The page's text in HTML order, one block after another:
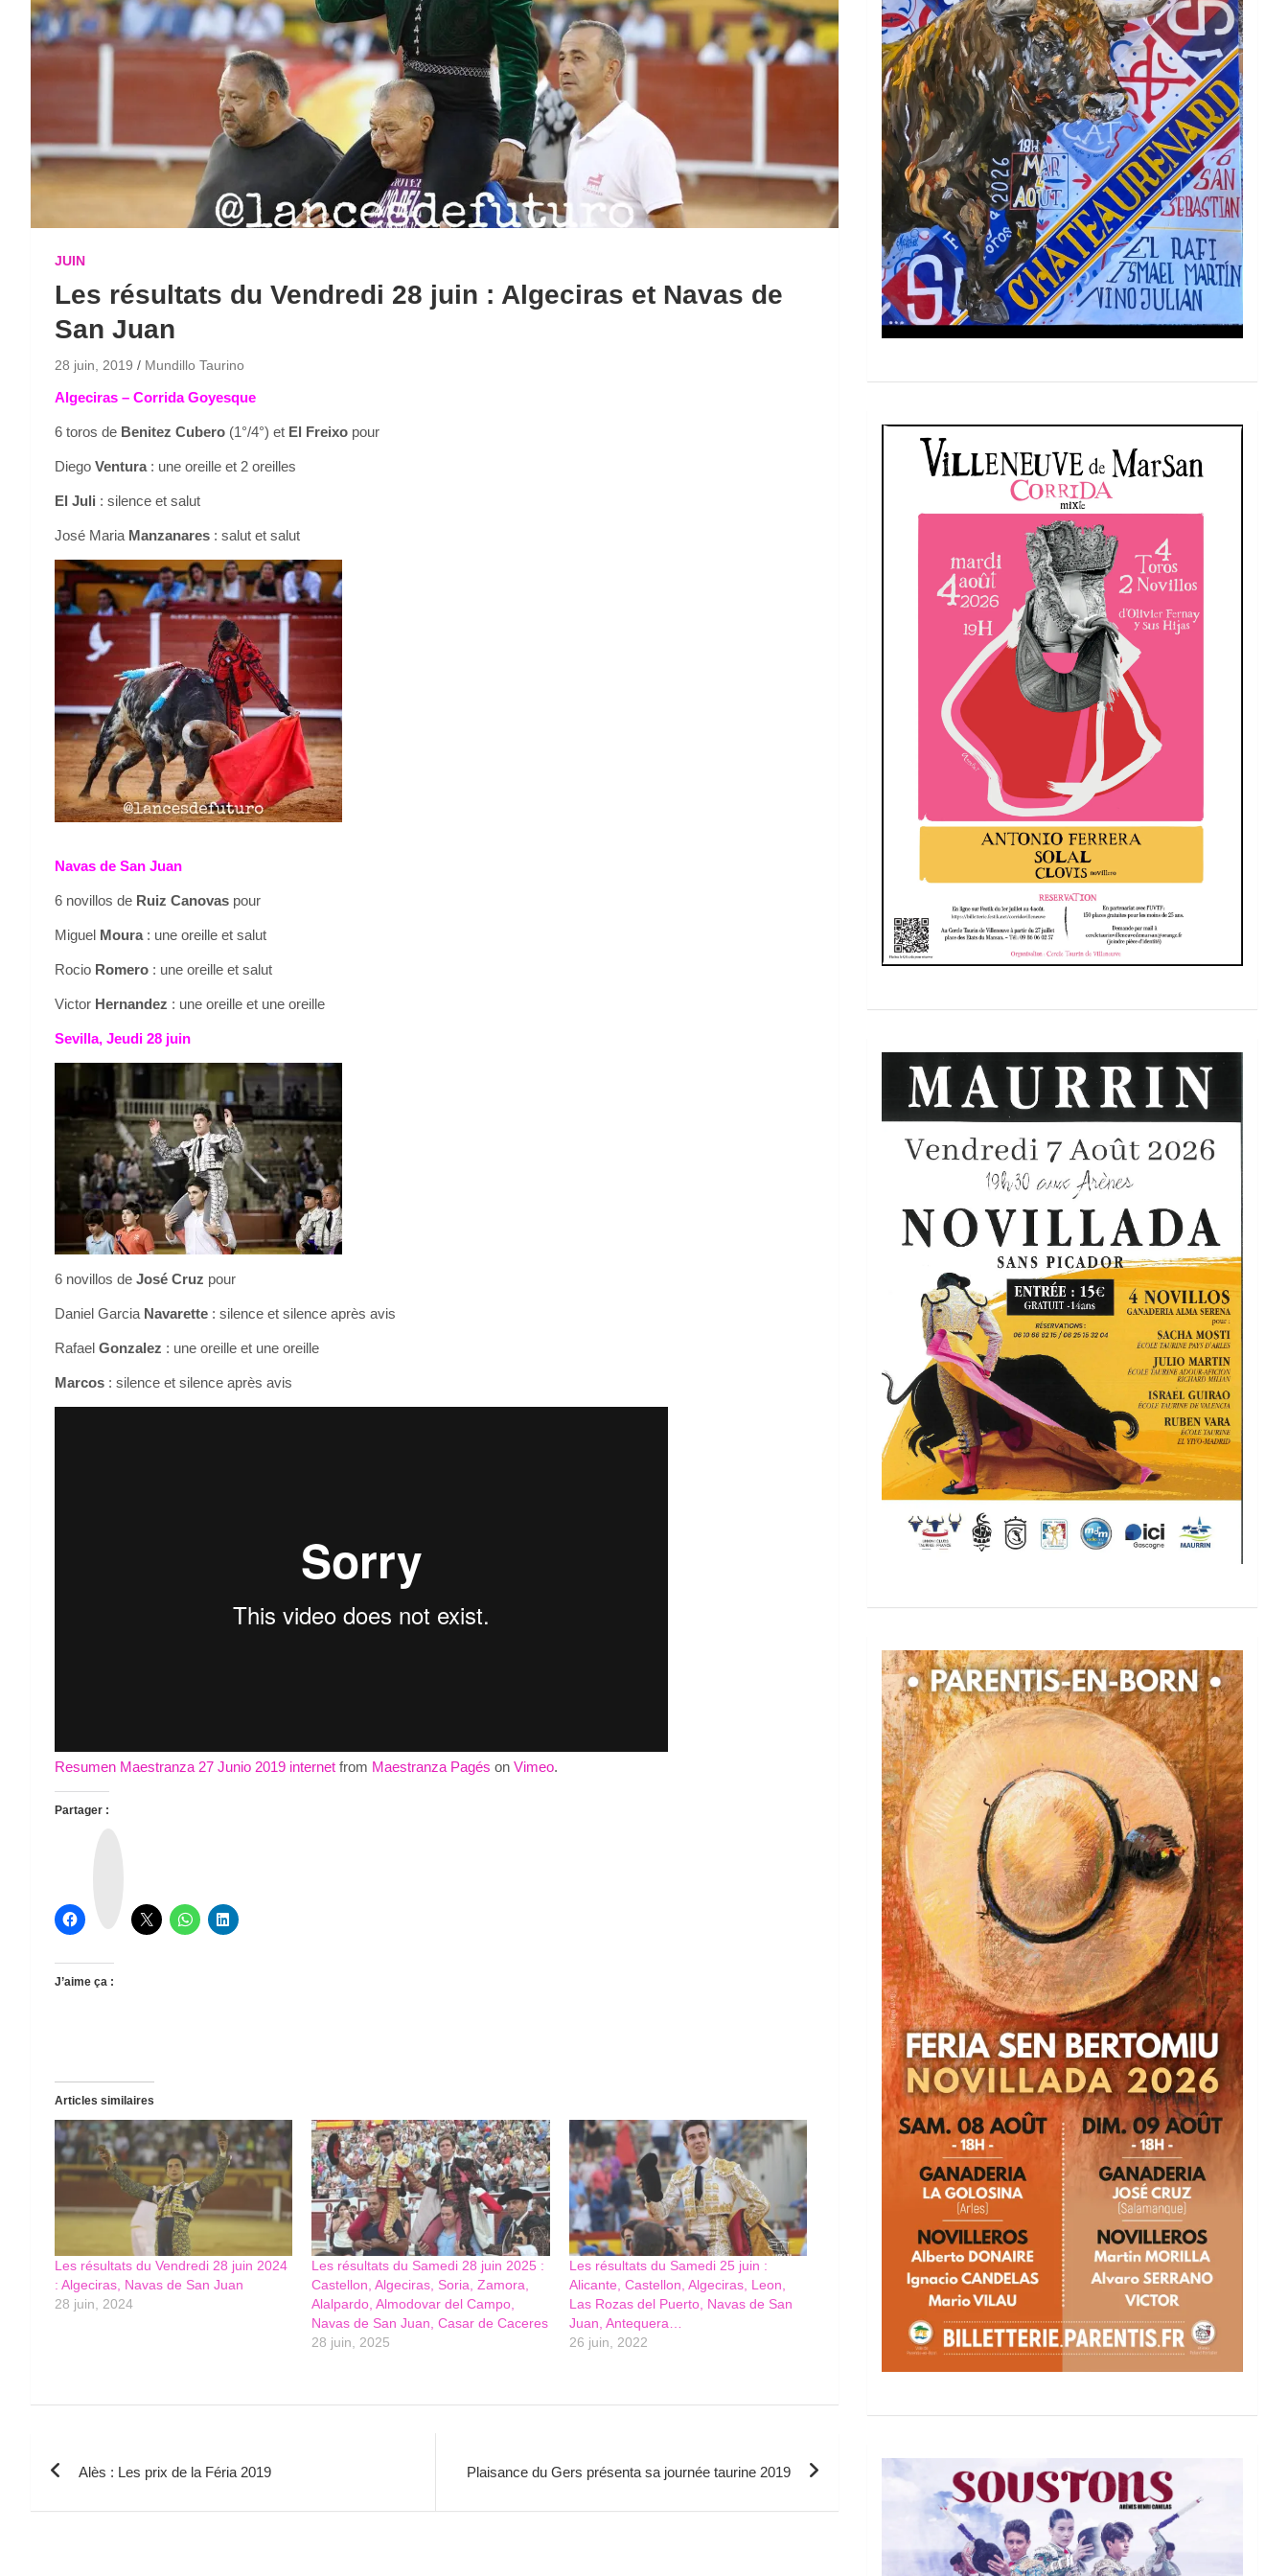
JUIN
Les résultats du Vendredi 28 juin : Algeciras et Navas de
San Juan
28 juin, 2019 Mundillo Taurino
Algeciras – Corrida Goyesque
6 toros de Benitez Cubero (1°/4°) et El Freixo pour
Diego Ventura: une oreille et 2 oreilles
El Juli : silence et salut
José Maria Manzanares : salut et salut
Navas de San Juan
6 novillos de Ruiz Canovas pour
Miguel Moura: une oreille et salut
Rocio Romero : une oreille et salut
Victor Hernandez : une oreille et une oreille
Sevilla, Jeudi 28 juin
6 novillos de José Cruz pour
Daniel Garcia Navarette : silence et silence après avis
Rafael Gonzalez : une oreille et une oreille
Marcos : silence et silence après avis
Resumen Maestranza 27 Junio 2019 internet from Maestranza Pagés on Vimeo.
Partager :
J’aime ça :
Articles similaires
Les résultats du Vendredi 28 juin 2024
: Algeciras, Navas de San Juan
28 juin, 2024
Les résultats du Samedi 28 juin 2025 :
Castellon, Algeciras, Soria, Zamora,
Alalpardo, Almodovar del Campo,
Navas de San Juan, Casar de Caceres
28 juin, 2025
Les résultats du Samedi 25 juin :
Alicante, Castellon, Algeciras, Leon,
Las Rozas del Puerto, Navas de San
Juan, Antequera…
26 juin, 2022
Alès : Les prix de la Féria 2019 Plaisance du Gers présenta sa journée taurine 2019